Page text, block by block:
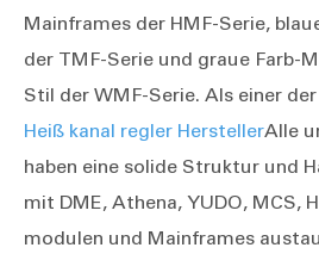
Mainframes der HMF-Serie,
der TMF-Serie und graue Farb-
Stil der WMF-Serie. Als einer
Heiß kanal regler HerstellerAlle
haben eine solide Struktur und
mit DME, Athena, YUDO, MCS,
modulen und Mainframes